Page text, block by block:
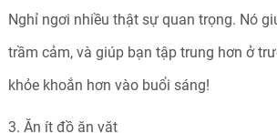
Nghỉ ngơi nhiều thật sự quan trọng. Nó
trầm cảm, và giúp bạn tập trung hơn ở
khỏe khoắn hơn vào buổi sáng!
3. Ăn ít đồ ăn vặt